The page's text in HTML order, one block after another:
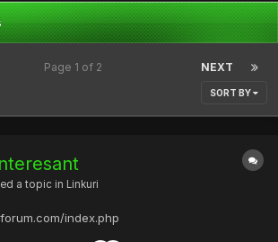
NEXT
Page 1 of 2
SORT BY
a topic in Linkuri
index.php